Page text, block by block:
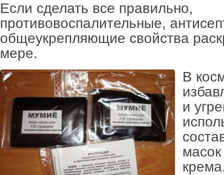
Если сделать все правильно,
противовоспалительные,
общеукрепляющие свойства
мере.
В
и